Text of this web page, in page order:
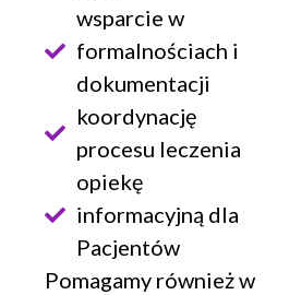
wsparcie w
formalnościach i
dokumentacji
koordynację
procesu leczenia
opiekę
informacyjną dla
Pacjentów
Pomagamy również w